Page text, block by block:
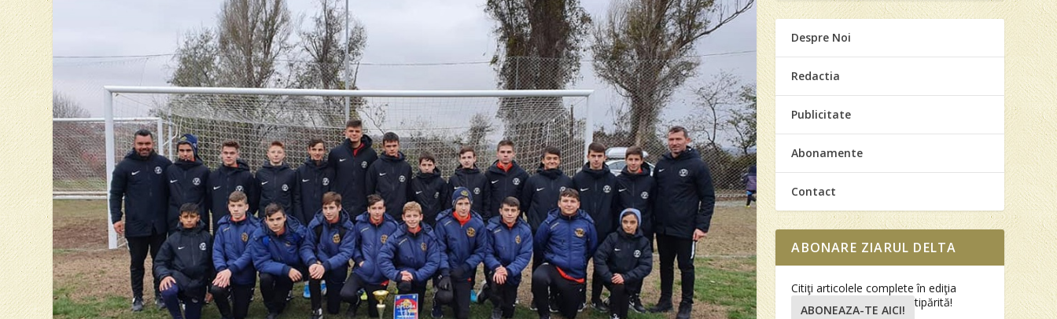
Despre Noi
Redactia
Publicitate
Abonamente
Contact
ABONARE ZIARUL DELTA
Citiţi articolele complete în ediţia
tipărită!
ABONEAZA-TE AICI!